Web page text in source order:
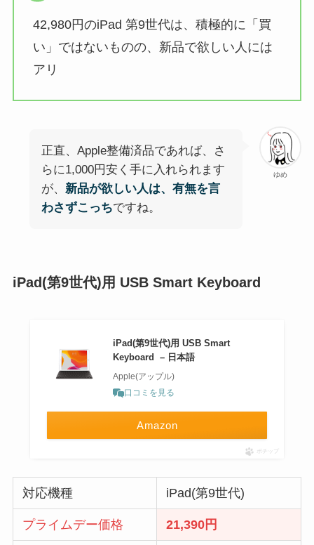
42,980円のiPad 第9世代は、積極的に「買
い」ではないものの、新品で欲しい人には
アリ
ゆめ
正直、Apple整備済品であれば、さ
らに1,000円安く手に入れられます
が、 新品が欲しい人は、有無を言
わさずこっちですね。
iPad(第9世代)用 USB Smart Keyboard
iPad(第9世代)用 USB Smart
Keyboard – 日本語
Apple(アップル)
口コミを見る
Amazon
ポチップ
対応機種 iPad(第9世代)
プライムデー価格 21,390 円